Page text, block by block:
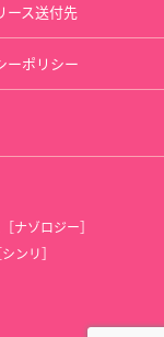
ース送付先
ーポリシー
ナゾロジー］
ンリ］